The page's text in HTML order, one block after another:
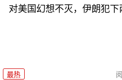
对美国幻想不灭，伊朗犯下
最热